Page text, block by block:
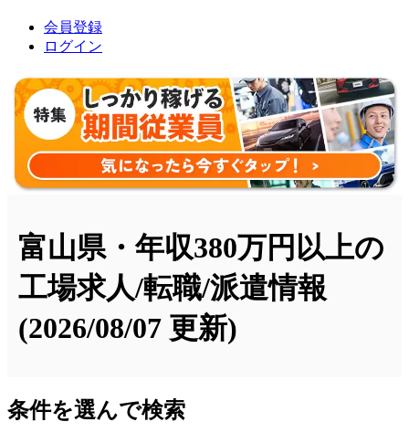
会員登録
ログイン
富山県・年収380万円以上の
工場求人/転職/派遣情報
(2026/08/07 更新)
条件を選んで検索